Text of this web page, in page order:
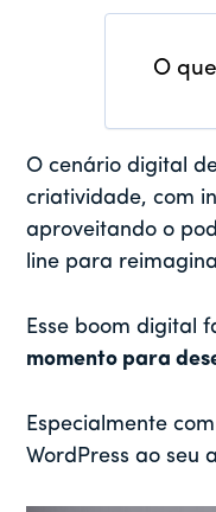
O
O cenário digital
criatividade, com
aproveitando o
line para
Esse boom digital
momento para
Especialmente
WordPress ao seu